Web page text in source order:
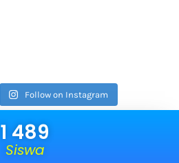
Follow on Instagram
Siswa
1 489